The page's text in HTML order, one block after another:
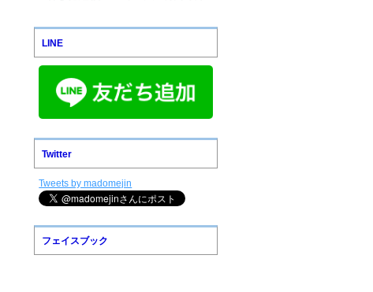
LINE
Twitter
Tweets by madomejin
フェイスブック